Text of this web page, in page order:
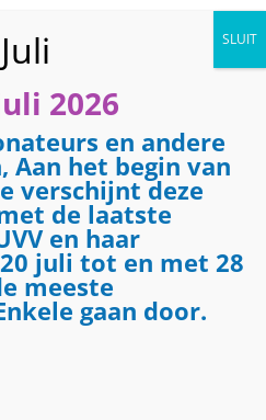
2026
en andere
Aan het begin van
verschijnt deze
de laatste
en haar
juli tot en met 28
meeste
gaan door.